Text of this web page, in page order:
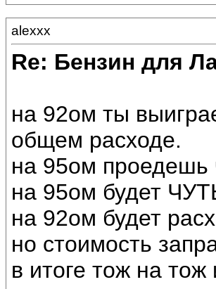
alexxx
Re: Бензин для
на 92ом ты
общем расходе.
на 95ом проедешь
на 95ом будет
на 92ом будет
но стоимость
в итоге тож на